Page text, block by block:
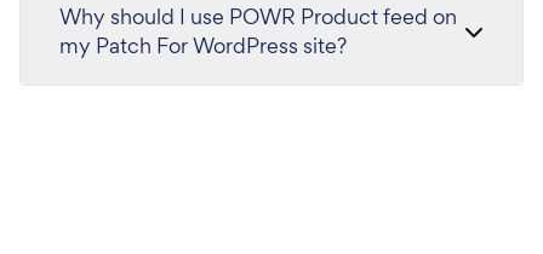
Why should I use POWR Product feed on
my Patch For WordPress site?